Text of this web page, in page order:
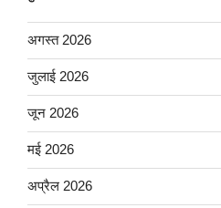
अगस्त 2026
जुलाई 2026
जून 2026
मई 2026
अप्रैल 2026